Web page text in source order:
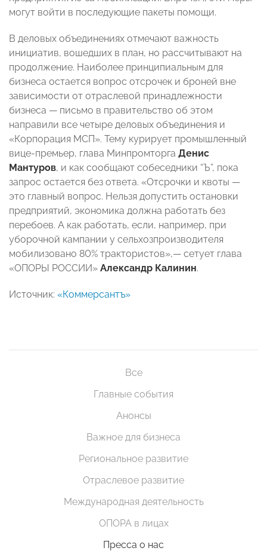
могут войти в последующие пакеты помощи.
В деловых объединениях отмечают важность
инициатив, вошедших в план, но рассчитывают на
продолжение. Наиболее принципиальным для
бизнеса остается вопрос отсрочек и броней вне
зависимости от отраслевой принадлежности
бизнеса — письмо в правительство об этом
направили все четыре деловых объединения и
«Корпорация МСП». Тему курирует промышленный
вице-премьер, глава Минпромторга Денис
Мантуров, и как сообщают собеседники “Ъ”, пока
запрос остается без ответа. «Отсрочки и квоты —
это главный вопрос. Нельзя допустить остановки
предприятий, экономика должна работать без
перебоев. А как работать, если, например, при
уборочной кампании у сельхозпроизводителя
мобилизовано 80% трактористов»,— сетует глава
«ОПОРЫ РОССИИ» Александр Калинин.
Источник: «Коммерсантъ»
Все
Главные события
Анонсы
Важное для бизнеса
Региональное развитие
Отраслевое развитие
Международная деятельность
ОПОРА в лицах
Пресса о нас